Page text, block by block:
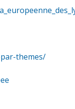
themes/